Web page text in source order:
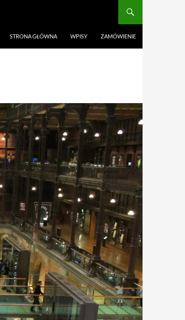
STRONA GŁÓWNA WPISY ZAMÓWIENIE